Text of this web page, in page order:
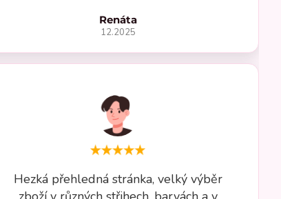
Renáta
12.2025
Hezká přehledná stránka, velký výběr